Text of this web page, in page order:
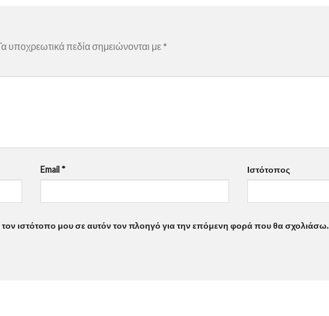
υποχρεωτικά πεδία σημειώνονται με *
Email * Ιστότοπος
ιστότοπο μου σε αυτόν τον πλοηγό για την επόμενη φορά που θα σχολιάσω.